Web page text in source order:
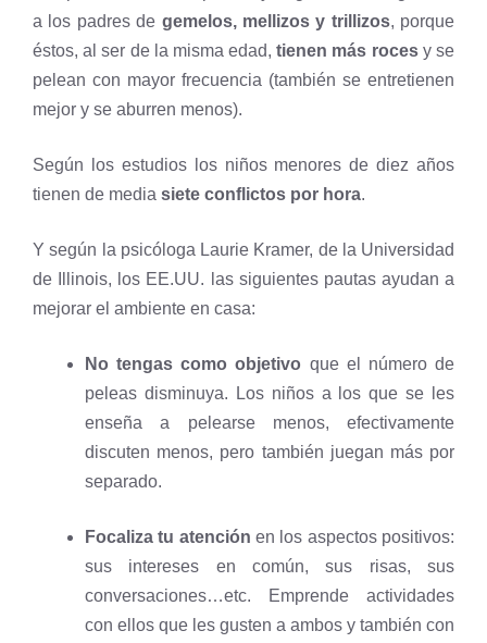
a los padres de gemelos, mellizos y trillizos, porque
éstos, al ser de la misma edad,tienen más rocesy se
pelean con mayor frecuencia (también se entretienen
mejor y se aburren menos).
Según los estudios los niños menores de diez años
tienen de media siete conflictos por hora.
Y según la psicóloga Laurie Kramer, de la Universidad
de Illinois, los EE.UU. las siguientes pautas ayudan a
mejorar el ambiente en casa:
No tengas como objetivo que el número de
peleas disminuya. Los niños a los que se les
enseña a pelearse menos, efectivamente
discuten menos, pero también juegan más por
separado.
Focaliza tu atención en los aspectos positivos:
sus intereses en común, sus risas, sus
conversaciones…etc. Emprende actividades
con ellos que les gusten a ambos y también con